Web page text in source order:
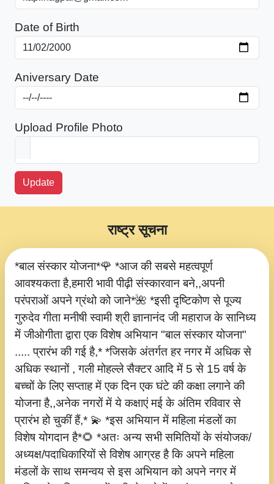
Date of Birth
Aniversary Date
Upload Profile Photo
Update
*बाल संस्कार योजना*🌹 *आज की सबसे महत्वपूर्ण
आवश्यकता है,हमारी भावी पीढ़ी संस्कारवान बने,,अपनी
परंपराओं अपने ग्रंथो को जाने*🌺 *इसी दृष्टिकोण से पूज्य
गुरुदेव गीता मनीषी स्वामी श्री ज्ञानानंद जी महाराज के सानिध्य
में जीओगीता द्वारा एक विशेष अभियान "बाल संस्कार योजना"
..... प्रारंभ की गई है,* *जिसके अंतर्गत हर नगर में अधिक से
अधिक स्थानों , गली मोहल्ले सैक्टर आदि में 5 से 15 वर्ष के
बच्चों के लिए सप्ताह में एक दिन एक घंटे की कक्षा लगाने की
योजना है,,अनेक नगरों में ये कक्षाएं मई के अंतिम रविवार से
प्रारंभ हो चुकीं हैं,* 💫 *इस अभियान में महिला मंडलों का
विशेष योगदान है*🌻 *अतः अन्य सभी समितियों के संयोजक/
अध्यक्ष/पदाधिकारियों से विशेष आग्रह है कि अपने महिला
मंडलों के साथ समन्वय से इस अभियान को अपने नगर में
राष्ट्र सूचना